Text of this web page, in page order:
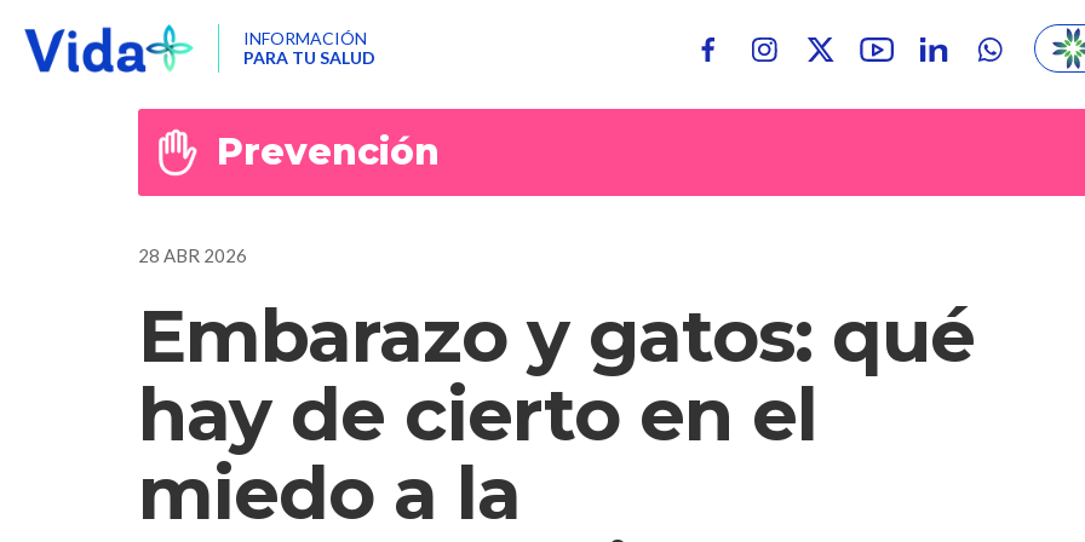
INFORMACIÓN
PARA TU SALUD
Prevención
28 ABR 2026
Embarazo y gatos: qué
hay de cierto en el
miedo a la